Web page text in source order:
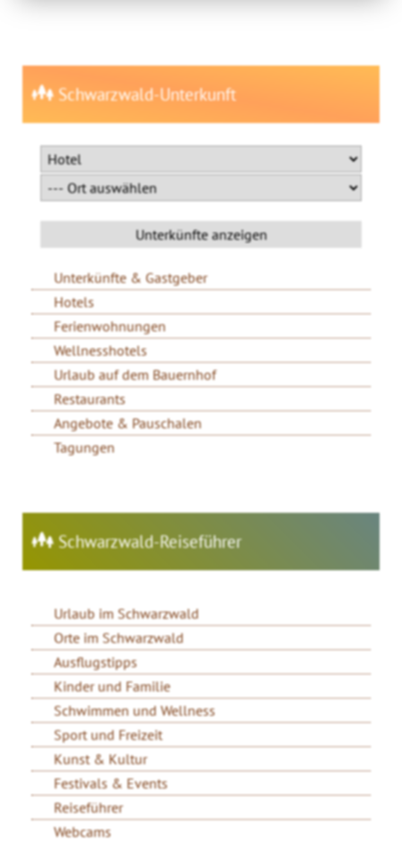
Schwarzwald-Unterkunft
Unterkünfte & Gastgeber
Hotels
Ferienwohnungen
Wellnesshotels
Urlaub auf dem Bauernhof
Restaurants
Angebote & Pauschalen
Tagungen
Schwarzwald-Reiseführer
Urlaub im Schwarzwald
Orte im Schwarzwald
Ausflugstipps
Kinder und Familie
Schwimmen und Wellness
Sport und Freizeit
Kunst & Kultur
Festivals & Events
Reiseführer
Webcams